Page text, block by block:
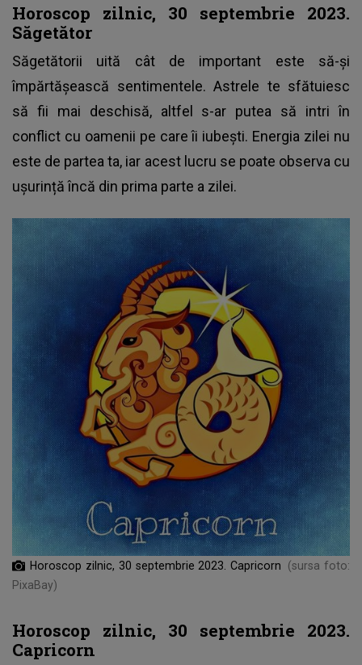
Horoscop zilnic, 30 septembrie 2023.
Săgetător
Săgetătorii uită cât de important este să-și
împărtășească sentimentele. Astrele te sfătuiesc
să fii mai deschisă, altfel s-ar putea să intri în
conflict cu oamenii pe care îi iubești. Energia zilei nu
este de partea ta, iar acest lucru se poate observa cu
ușurință încă din prima parte a zilei.
Horoscop zilnic, 30 septembrie 2023. Capricorn
(sursa foto:
PixaBay)
Horoscop zilnic, 30 septembrie 2023.
Capricorn